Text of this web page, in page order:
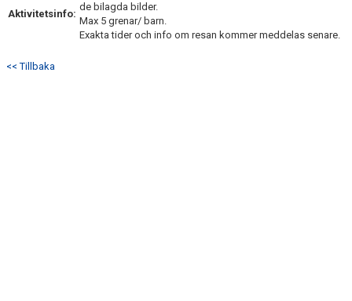
Aktivitetsinfo:
de bilagda bilder.
Max 5 grenar/ barn.
Exakta tider och info om resan kommer meddelas senare.
<< Tillbaka